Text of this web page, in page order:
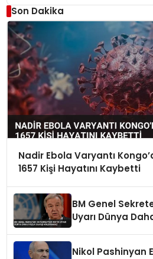
Son Dakika
Nadir Ebola Varyantı
1657 Kişi Hayatını Kaybetti
BM Genel
Uyarı Dünya
Nikol Pashinyan